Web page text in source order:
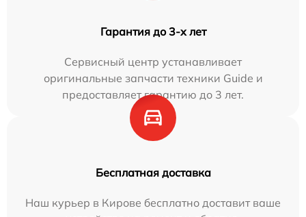
Гарантия до 3-х лет
Сервисный центр устанавливает
оригинальные запчасти техники Guide и
предоставляет гарантию до 3 лет.
Бесплатная доставка
Наш курьер в Кирове бесплатно доставит ваше